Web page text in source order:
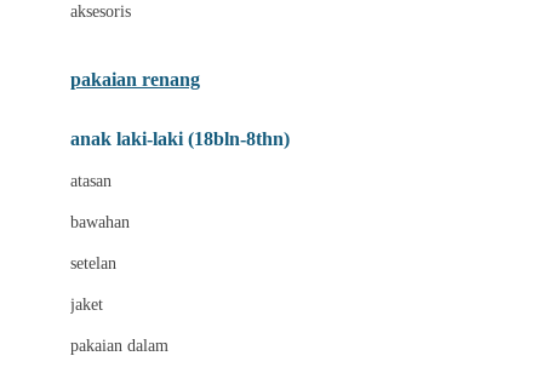
Bugaboo
C
aksesoris
pakaian renang
anak laki-laki (18bln-8thn)
atasan
bawahan
setelan
jaket
pakaian dalam